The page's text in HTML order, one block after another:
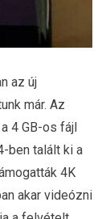
az új
már. Az
4 GB-os fájl
ben talált ki a
4K
akar videózni